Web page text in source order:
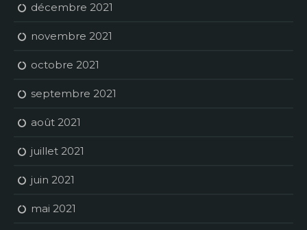
décembre 2021
novembre 2021
octobre 2021
septembre 2021
août 2021
juillet 2021
juin 2021
mai 2021